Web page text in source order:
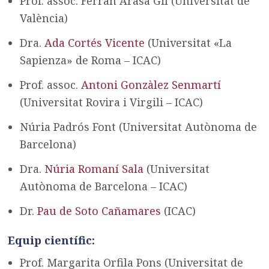
València)
Dra.Ada Cortés Vicente (Universitat «La
Sapienza» de Roma – ICAC)
Prof. assoc.Antoni Gonzàlez Senmartí
(Universitat Rovira i Virgili – ICAC)
Núria Padrós Font (Universitat Autònoma de
Barcelona)
Dra. Núria Romaní Sala (Universitat
Autònoma de Barcelona – ICAC)
Dr.Pau de Soto Cañamares (ICAC)
Equip científic:
Prof. Margarita Orfila Pons (Universitat de